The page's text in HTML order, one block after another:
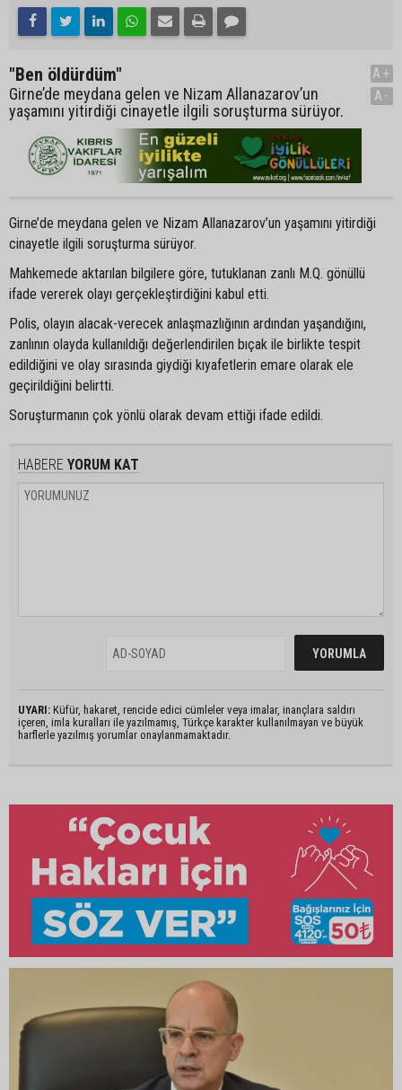
"Ben öldürdüm"
Girne’de meydana gelen ve Nizam Allanazarov’un
yaşamını yitirdiği cinayetle ilgili soruşturma sürüyor.
A+
A-
Girne’de meydana gelen ve Nizam Allanazarov’un yaşamını yitirdiği
cinayetle ilgili soruşturma sürüyor.
Mahkemede aktarılan bilgilere göre, tutuklanan zanlı M.Q. gönüllü
ifade vererek olayı gerçekleştirdiğini kabul etti.
Polis, olayın alacak-verecek anlaşmazlığının ardından yaşandığını,
zanlının olayda kullanıldığı değerlendirilen bıçak ile birlikte tespit
edildiğini ve olay sırasında giydiği kıyafetlerin emare olarak ele
geçirildiğini belirtti.
Soruşturmanın çok yönlü olarak devam ettiği ifade edildi.
HABERE YORUM KAT
UYARI: Küfür, hakaret, rencide edici cümleler veya imalar, inançlara saldırı
içeren, imla kuralları ile yazılmamış, Türkçe karakter kullanılmayan ve büyük
harflerle yazılmış yorumlar onaylanmamaktadır.